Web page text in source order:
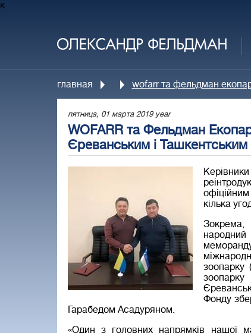
к
главная wofarr та фельдман
пятница, 01 марта 2019 year
WOFARR та Фельдман
Єреванським і
кілька
Зокрема,
зоопарку
Фонду
Гарабедом Асадуряном.
«Один з головних напрямків нашої